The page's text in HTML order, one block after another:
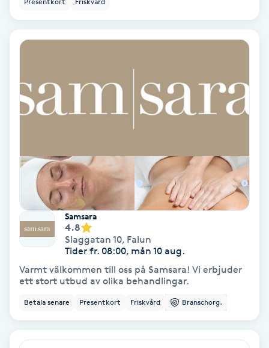
Balayage
Barber
Barnklippning
BIAB
Samsara
4.8
Slaggatan 10, Falun
Tider fr. 08:00, mån 10 aug.
Varmt välkommen till oss på Samsara! Vi erbjuder
ett stort utbud av olika behandlingar.
Betala senare Presentkort Friskvård Branschorg.